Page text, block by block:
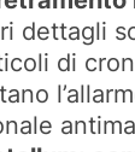
dettagli
di